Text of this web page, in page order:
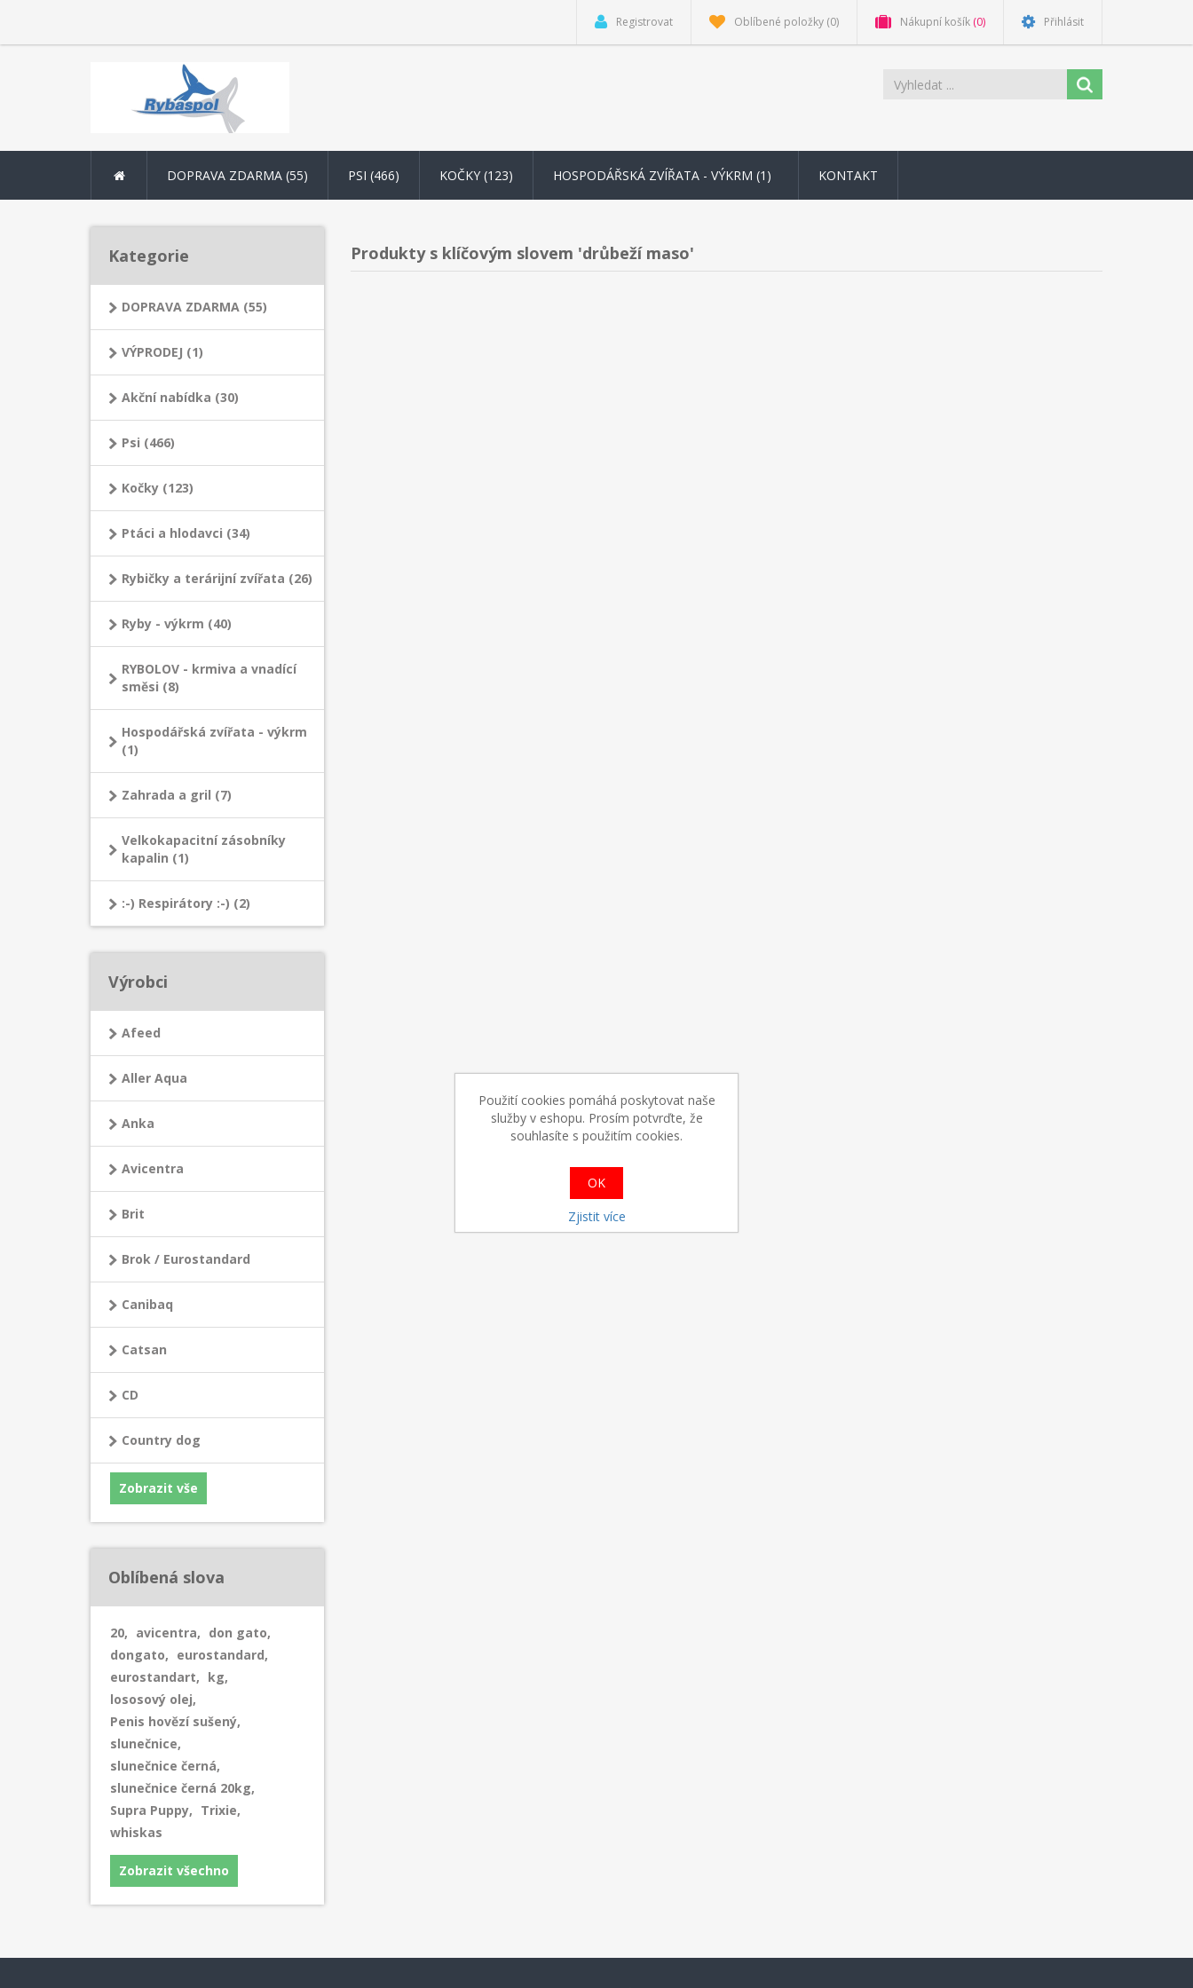
Registrovat Oblíbené položky (0) Nákupní košík (0) Přihlásit
DOPRAVA ZDARMA (55) PSI (466) KOČKY (123) HOSPODÁŘSKÁ ZVÍŘATA - VÝKRM (1) KONTAKT
Kategorie
DOPRAVA ZDARMA (55)
VÝPRODEJ (1)
Akční nabídka (30)
Psi (466)
Kočky (123)
Ptáci a hlodavci (34)
Rybičky a terárijní zvířata (26)
Ryby - výkrm (40)
RYBOLOV - krmiva a vnadící
směsi (8)
Hospodářská zvířata - výkrm
(1)
Zahrada a gril (7)
Velkokapacitní zásobníky
kapalin (1)
:-) Respirátory :-) (2)
Výrobci
Afeed
Aller Aqua
Anka
Avicentra
Brit
Brok / Eurostandard
Canibaq
Catsan
CD
Country dog
Zobrazit vše
Oblíbená slova
20, avicentra, don gato,
dongato, eurostandard,
eurostandart, kg,
lososový olej,
Penis hovězí sušený,
slunečnice,
slunečnice černá,
slunečnice černá 20kg,
Supra Puppy, Trixie,
whiskas
Zobrazit všechno
Produkty s klíčovým slovem 'drůbeží maso'
Použití cookies pomáhá poskytovat naše
služby v eshopu. Prosím potvrďte, že
souhlasíte s použitím cookies.
OK
Zjistit více